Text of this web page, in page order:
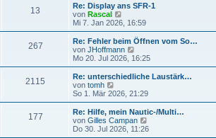
r
g
B
e
i
r
a
g
B
r
13
Re: Display ans SFR-1
von Rascal
e
u
e
s
t
r
B
e
i
r
a
g
Mi 7. Jan 2026, 16:59
267
Re: Fehler beim Öffnen vom So…
von JHoffmann
e
u
e
t
B
e
i
Mo 20. Jul 2026, 16:25
2115
Re: unterschiedliche Laustärk…
von tomh
e
u
e
s
t
So 1. Mär 2026, 21:29
177
Re: Hilfe, mein Nautic-/Multi…
von Gilles Campan
e
Do 30. Jul 2026, 11:26